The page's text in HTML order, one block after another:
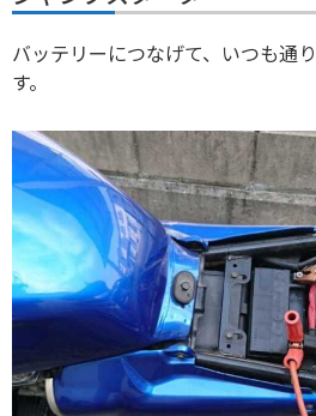
バッテリーにつなげて、いつも通
す。